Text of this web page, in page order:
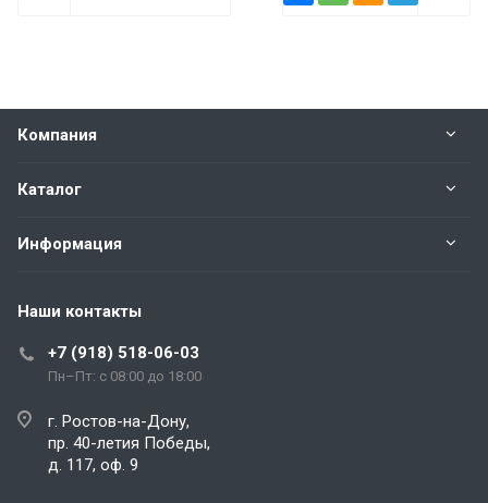
Компания
Каталог
Информация
Наши контакты
+7 (918) 518-06-03
Пн–Пт: с 08:00 до 18:00
г. Ростов-на-Дону,
пр. 40-летия Победы,
д. 117, оф. 9